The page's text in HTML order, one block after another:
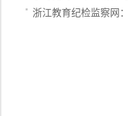
浙江教育纪检监察网